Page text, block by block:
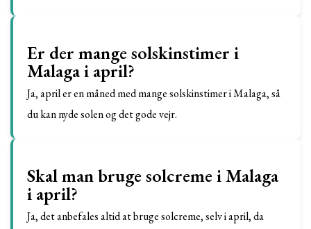
Er der mange solskinstimer i
Malaga i april?
Ja, april er en måned med mange solskinstimer i Malaga, så
du kan nyde solen og det gode vejr.
Skal man bruge solcreme i Malaga
i april?
Ja, det anbefales altid at bruge solcreme, selv i april, da